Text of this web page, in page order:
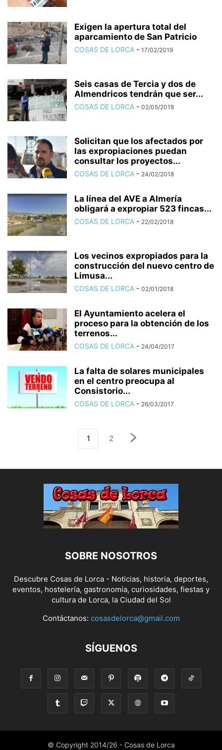
Exigen la apertura total del
aparcamiento de San Patricio
COSAS DE LORCA - 17/02/2019
Seis casas de Tercia y dos de
Almendricos tendrán que ser...
COSAS DE LORCA - 02/05/2018
Solicitan que los afectados por
las expropiaciones puedan
consultar los proyectos...
COSAS DE LORCA - 24/02/2018
La línea del AVE a Almería
obligará a expropiar 523 fincas...
COSAS DE LORCA - 22/02/2018
Los vecinos expropiados para la
construcción del nuevo centro de
Limusa...
COSAS DE LORCA - 02/01/2018
El Ayuntamiento acelera el
proceso para la obtención de los
terrenos...
COSAS DE LORCA - 24/04/2017
La falta de solares municipales
en el centro preocupa al
Consistorio...
COSAS DE LORCA - 26/03/2017
1 2
SOBRE NOSOTROS
Descubre Cosas de Lorca - Noticias, historia, deportes,
eventos, hostelería, gastronomía, curiosidades, fiestas y
cultura de Lorca, la Ciudad del Sol
Contáctanos: cosasdelorca@gmail.com
SÍGUENOS
© Copyright 2014/26 - Cosas de Lorca